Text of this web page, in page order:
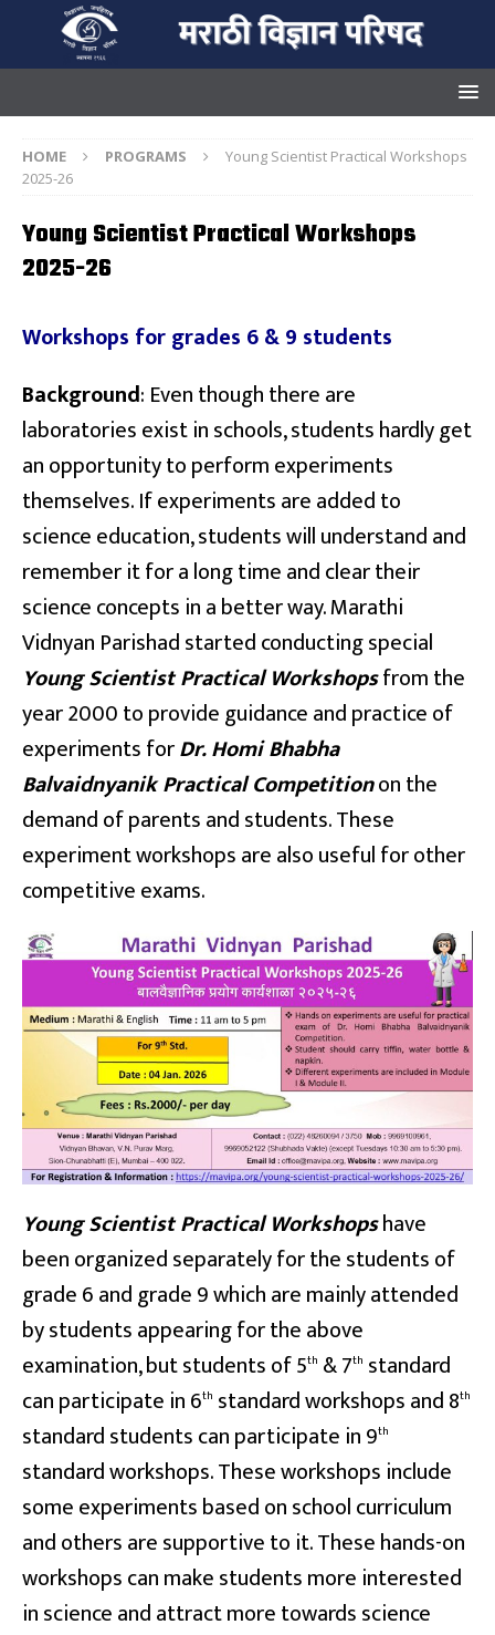
HOME PROGRAMS
Young Scientist Practical Workshops
2025-26
Young Scientist Practical Workshops
2025-26
Workshops for grades 6 & 9 students
Background: Even though there are
laboratories exist in schools, students hardly get
an opportunity to perform experiments
themselves. If experiments are added to
science education, students will understand and
remember it for a long time and clear their
science concepts in a better way. Marathi
Vidnyan Parishad started conducting special
Young Scientist Practical Workshopsfrom the
year 2000 to provide guidance and practice of
experiments forDr.Homi Bhabha
Balvaidnyanik Practical Competitionon the
demand of parents and students. These
experiment workshops are also useful for other
competitive exams.
Young Scientist Practical Workshopshave
been organized separately for the students of
grade 6 and grade 9 which are mainly attended
by students appearing for the above
examination, but students of 5th & 7th standard
can participate in 6th standard workshops and 8th
standard students can participate in 9th
standard workshops. These workshops include
some experiments based on school curriculum
and others are supportive to it. These hands-on
workshops can make students more interested
in science and attract more towards science